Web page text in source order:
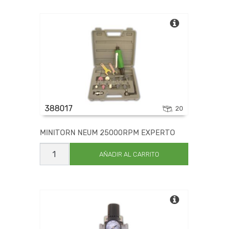
388017 20
MINITORN NEUM 25000RPM EXPERTO
MINITORN
NEUM
25000RPM
AÑADIR AL CARRITO